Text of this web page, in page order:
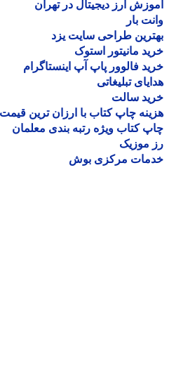
ارز دیجیتال در تهران
بار
طراحی سایت یزد
مانیتور استوک
فالوور پاپ آپ اینستاگرام
تبلیغاتی
سالت
چاپ کتاب با ارزان ترین قیمت
کتاب ویژه رتبه بندی معلمان
موزیک
مرکزی بوش